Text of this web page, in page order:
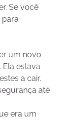
Se você
para
um novo
estava
a cair,
até
era um